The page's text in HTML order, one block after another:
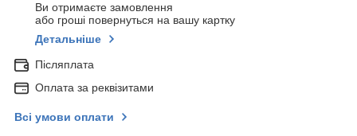
Ви отримаєте замовлення
або гроші повернуться на вашу картку
Детальніше
Післяплата
Оплата за реквізитами
Всі умови оплати